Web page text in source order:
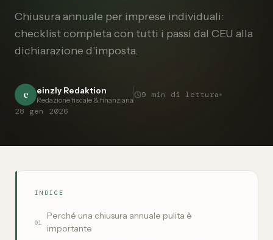
Chiusura annuale per imprese individuali:
checklist completa con tutti i passi dal CEU alla
dichiarazione d'imposta.
e einzly Redaktion
Redazione fiscale & finanziaria
9
min di lettura
28 gen 2026
INDICE
01
Perché una chiusura annuale pulita è
importante